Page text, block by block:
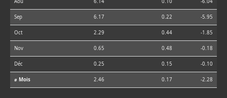
Aoû 6.14 0.10 -6.04
Sep 6.17 0.22 -5.95
Oct 2.29 0.44 -1.85
Nov 0.65 0.48 -0.18
Déc 0.25 0.15 -0.10
⌀ Mois 2.46 0.17 -2.28